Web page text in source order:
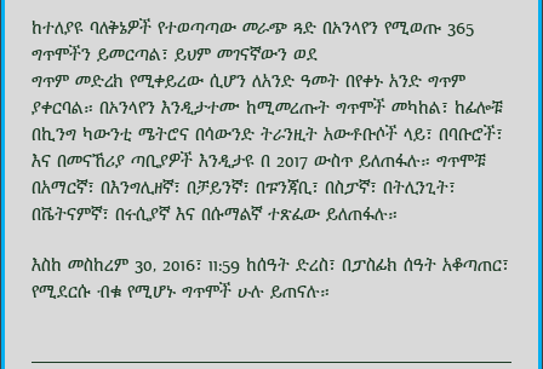
ከተለያዩ ባለቅኔዎች የተወጣጣው መራጭ ጓድ በኦንላየን የሚወጡ 365
ግጥሞችን ይመርጣል፣ ይህም መገናኛውን ወደ
ግጥም መድረክ የሚቀይረው ሲሆን ለአንድ ዓመት በየቀኑ አንድ ግጥም
ያቀርባል። በኦንላየን እንዲታተሙ ከሚመረጡት ግጥሞች መካከል፣ ከፊሎቹ
በኪንግ ካውንቲ ሜትሮና በሳውንድ ትራንዚት አውቶቡሶች ላይ፣ በባቡሮች፣
እና በመናኸሪያ ጣቢያዎች እንዲታዩ በ 2017 ውስጥ ይለጠፋሉ። ግጥሞቹ
በአማርኛ፣ በእንግሊዘኛ፣ በቻይንኛ፣ በፑንጃቢ፣ በስፓኛ፣ በትሊንጊት፣
በቬትናምኛ፣ በሩሲያኛ እና በሱማልኛ ተጽፈው ይለጠፋሉ።
እስከ መስከረም 30, 2016፣ 11:59 ከሰዓት ድረስ፣ በፓስፊክ ሰዓት አቆጣጠር፣
የሚደርሱ ብቁ የሚሆኑ ግጥሞች ሁሉ ይጠናሉ።